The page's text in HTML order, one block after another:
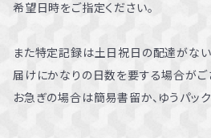
希望日時をご指定ください。
また特定記録は土日祝日の配達がな
届けにかなりの日数を要する場合がご
お急ぎの場合は簡易書留か、ゆうパック